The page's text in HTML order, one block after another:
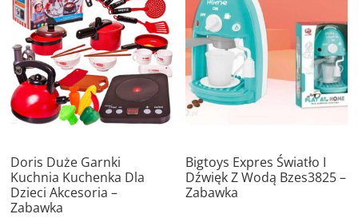
Doris Duże Garnki
Kuchnia Kuchenka Dla
Dzieci Akcesoria –
Zabawka
Bigtoys Expres Światło I
Dźwięk Z Wodą Bzes3825 –
Zabawka